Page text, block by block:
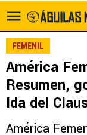
FEMENIL
América
Resumen,
Ida del
América